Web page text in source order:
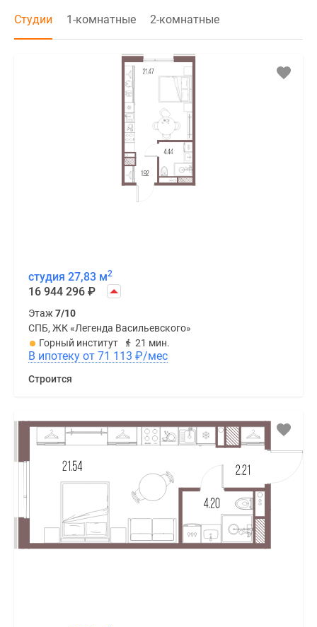
Студии 1-комнатные 2-комнатные
студия 27,83 м2
16 944 296 ₽
Этаж7/10
СПБ, ЖК «Легенда Васильевского»
Горный институт
21 мин.
В ипотеку от 71 113 ₽/мес
Строится